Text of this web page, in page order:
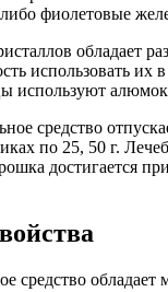
фиолетовые
обладает
использовать их
используют
средство
по 25, 50 г.
достигается
средство обладает